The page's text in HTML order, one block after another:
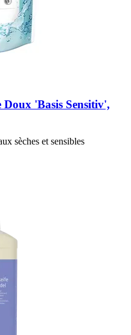
'Basis Sensitiv',
sèches et sensibles